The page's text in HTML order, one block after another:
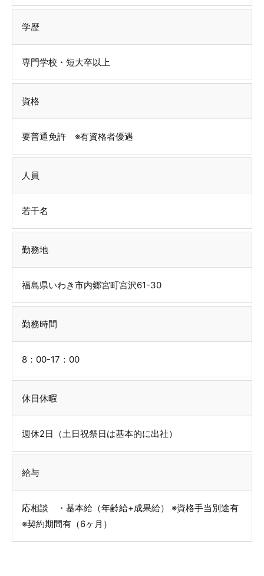
学歴
専門学校・短大卒以上
資格
要普通免許 ※有資格者優遇
人員
若干名
勤務地
福島県いわき市内郷宮町宮沢61-30
勤務時間
8：00-17：00
休日休暇
週休2日（土日祝祭日は基本的に出社）
給与
応相談 ・基本給（年齢給+成果給） ※資格手当別途有
※契約期間有（6ヶ月）